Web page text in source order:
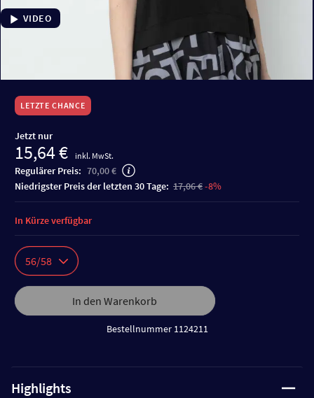
VIDEO
LETZTE CHANCE
Jetzt nur
15,64 € inkl. MwSt.
Regulärer Preis: 70,00 €
niedrigster Preis der letzten 30 Tage: 17,06 €-8%
56/58
In den Warenkorb
Bestellnummer 1124211
In Kürze verfügbar
Highlights